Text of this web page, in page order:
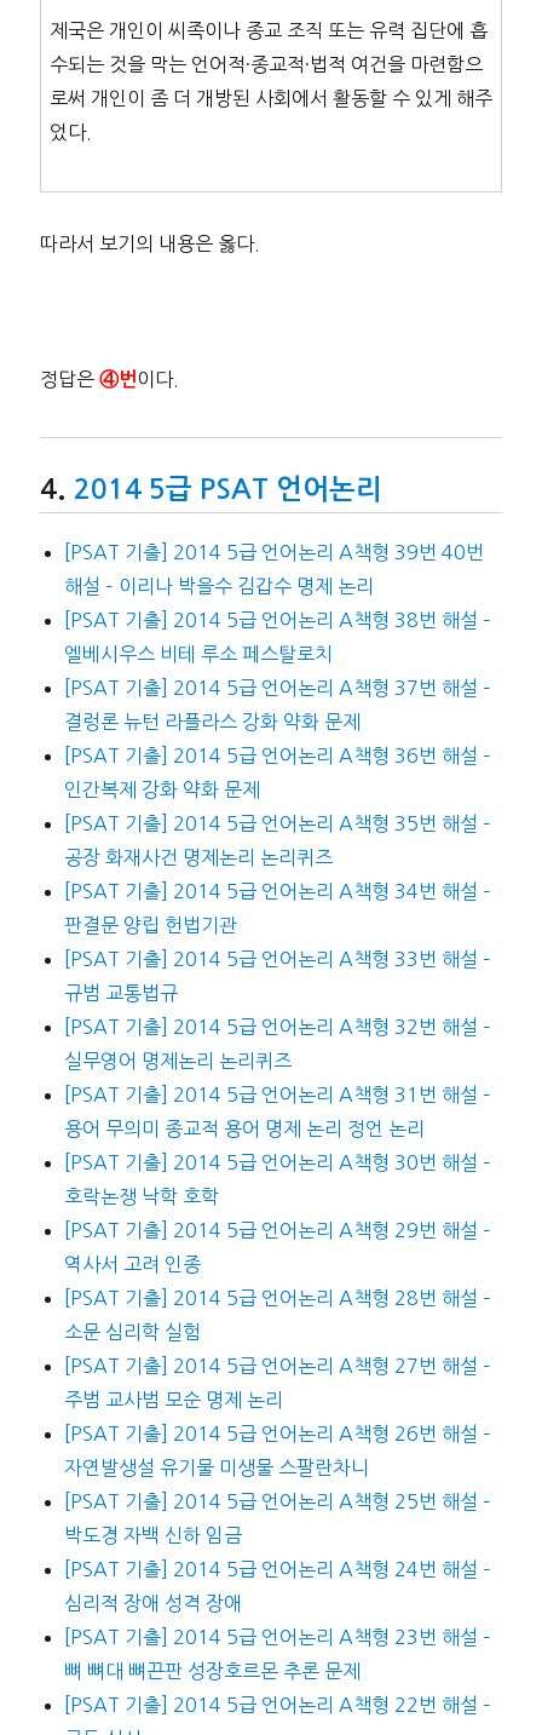
제국은 개인이 씨족이나 종교 조직 또는 유력 집단에 흡
수되는 것을 막는 언어적·종교적·법적 여건을 마련함으
로써 개인이 좀 더 개방된 사회에서 활동할 수 있게 해주
었다.
따라서 보기의 내용은 옳다.
정답은④번 이다.
2014 5급 PSAT 언어논리
[PSAT 기출] 2014 5급 언어논리 A책형 39번 40번
해설 – 이리나 박을수 김갑수 명제 논리
[PSAT 기출] 2014 5급 언어논리 A책형 38번 해설 –
엘베시우스 비테 루소 페스탈로치
[PSAT 기출] 2014 5급 언어논리 A책형 37번 해설 –
결렁론 뉴턴 라플라스 강화 약화 문제
[PSAT 기출] 2014 5급 언어논리 A책형 36번 해설 –
인간복제 강화 약화 문제
[PSAT 기출] 2014 5급 언어논리 A책형 35번 해설 –
공장 화재사건 명제논리 논리퀴즈
[PSAT 기출] 2014 5급 언어논리 A책형 34번 해설 –
판결문 양립 헌법기관
[PSAT 기출] 2014 5급 언어논리 A책형 33번 해설 –
규범 교통법규
[PSAT 기출] 2014 5급 언어논리 A책형 32번 해설 –
실무영어 명제논리 논리퀴즈
[PSAT 기출] 2014 5급 언어논리 A책형 31번 해설 –
용어 무의미 종교적 용어 명제 논리 정언 논리
[PSAT 기출] 2014 5급 언어논리 A책형 30번 해설 –
호락논쟁 낙학 호학
[PSAT 기출] 2014 5급 언어논리 A책형 29번 해설 –
역사서 고려 인종
[PSAT 기출] 2014 5급 언어논리 A책형 28번 해설 –
소문 심리학 실험
[PSAT 기출] 2014 5급 언어논리 A책형 27번 해설 –
주범 교사범 모순 명제 논리
[PSAT 기출] 2014 5급 언어논리 A책형 26번 해설 –
자연발생설 유기물 미생물 스팔란차니
[PSAT 기출] 2014 5급 언어논리 A책형 25번 해설 –
박도경 자백 신하 임금
[PSAT 기출] 2014 5급 언어논리 A책형 24번 해설 –
심리적 장애 성격 장애
[PSAT 기출] 2014 5급 언어논리 A책형 23번 해설 –
뼈 뼈대 뼈끈판 성장호르몬 추론 문제
[PSAT 기출] 2014 5급 언어논리 A책형 22번 해설 –